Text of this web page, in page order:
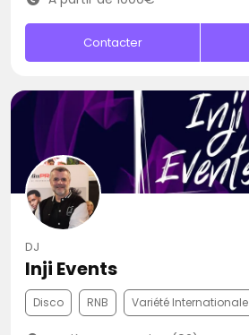
Contacter
DJ
Inji Events
Disco RNB Variété Internationale